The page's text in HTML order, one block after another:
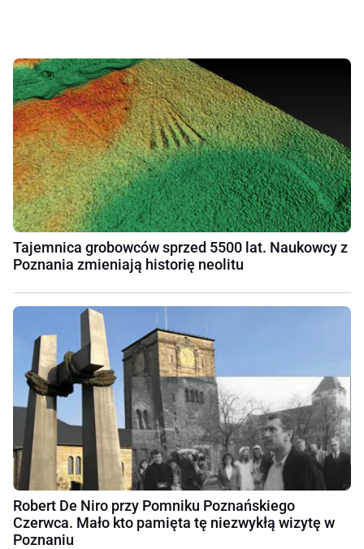
Tajemnica grobowców sprzed 5500 lat. Naukowcy z
Poznania zmieniają historię neolitu
Robert De Niro przy Pomniku Poznańskiego
Czerwca. Mało kto pamięta tę niezwykłą wizytę w
Poznaniu